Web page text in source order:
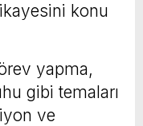
konu
yapma,
gibi temaları
ve